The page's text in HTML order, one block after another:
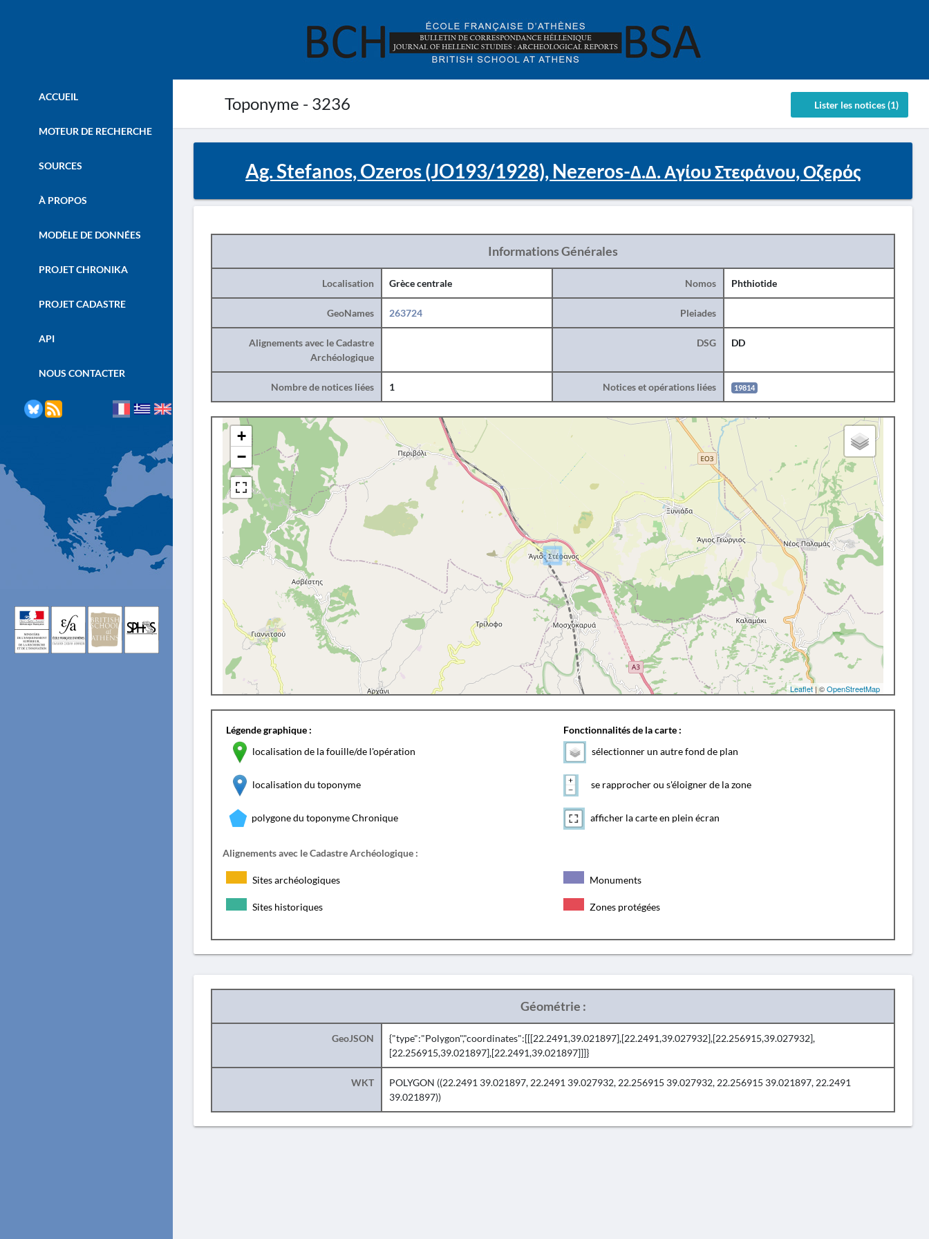
Toponyme - 3236 Lister les notices (1)
ACCUEIL
MOTEUR DE RECHERCHE
SOURCES
À PROPOS
MODÈLE DE DONNÉES
PROJET CHRONIKA
PROJET CADASTRE
API
NOUS CONTACTER
Ag. Stefanos, Ozeros (JO193/1928), Nezeros-Δ.Δ. Αγίου Στεφάνου, Οζερός
Informations Générales
Localisation Grèce centrale Nomos Phthiotide
GeoNames 263724 Pleiades
Alignements avec le Cadastre
Archéologique
DSG DD
Nombre de notices liées 1 Notices et opérations liées 19814
+
−
Leaflet| ©OpenStreetMap
Légende graphique :
localisation de la fouille/de l'opération
localisation du toponyme
polygone du toponyme Chronique
Fonctionnalités de la carte :
sélectionner un autre fond de plan
se rapprocher ou s'éloigner de la zone
afficher la carte en plein écran
Alignements avec le Cadastre Archéologique :
Sites archéologiques Monuments
Sites historiques Zones protégées
Géométrie :
GeoJSON
{"type":"Polygon","coordinates":[[[22.2491,39.021897],[22.2491,39.027932],[22.256915,39.027932],
[22.256915,39.021897],[22.2491,39.021897]]]}
WKT
POLYGON ((22.2491 39.021897, 22.2491 39.027932, 22.256915 39.027932, 22.256915 39.021897, 22.2491
39.021897))